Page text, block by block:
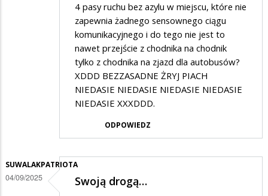
4 pasy ruchu bez azylu w miejscu, które nie
zapewnia żadnego sensownego ciągu
komunikacyjnego i do tego nie jest to
nawet przejście z chodnika na chodnik
tylko z chodnika na zjazd dla autobusów?
XDDD BEZZASADNE ŻRYJ PIACH
NIEDASIE NIEDASIE NIEDASIE NIEDASIE
NIEDASIE XXXDDD.
ODPOWIEDZ
SUWALAKPATRIOTA
04/09/2025 Swoją drogą…